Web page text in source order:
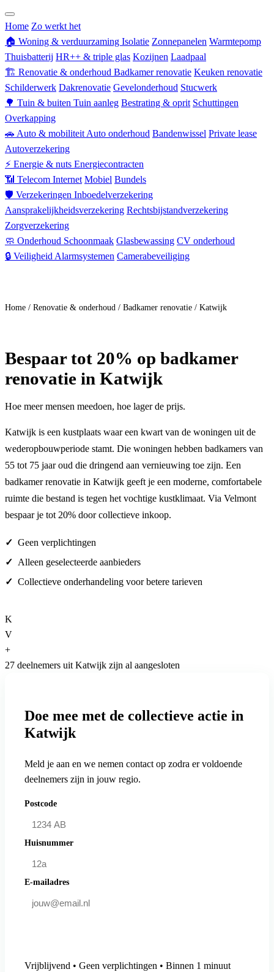
Home Zo werkt het
🏠 Woning & verduurzaming Isolatie Zonnepanelen Warmtepomp
Thuisbatterij HR++ & triple glas Kozijnen Laadpaal
🏗 Renovatie & onderhoud Badkamer renovatie Keuken renovatie
Schilderwerk Dakrenovatie Gevelonderhoud Stucwerk
🌳 Tuin & buiten Tuin aanleg Bestrating & oprit Schuttingen
Overkapping
🚗 Auto & mobiliteit Auto onderhoud Bandenwissel Private lease
Autoverzekering
⚡ Energie & nuts Energiecontracten
📶 Telecom Internet Mobiel Bundels
🛡 Verzekeringen Inboedelverzekering
Aansprakelijkheidsverzekering Rechtsbijstandverzekering
Zorgverzekering
🧼 Onderhoud Schoonmaak Glasbewassing CV onderhoud
🔒 Veiligheid Alarmsystemen Camerabeveiliging
Home / Renovatie & onderhoud / Badkamer renovatie / Katwijk
Bespaartot 20% op badkamer
renovatie in Katwijk
Hoe meer mensen meedoen, hoe lager de prijs.
Katwijk is een kustplaats waar een kwart van de woningen uit de
wederopbouwperiode stamt. Die woningen hebben badkamers van
55 tot 75 jaar oud die dringend aan vernieuwing toe zijn. Een
badkamer renovatie in Katwijk geeft je een moderne, comfortabele
ruimte die bestand is tegen het vochtige kustklimaat. Via Velmont
bespaar je tot 20% door collectieve inkoop.
Geen verplichtingen
Alleen geselecteerde aanbieders
Collectieve onderhandeling voor betere tarieven
K
V
+
27 deelnemers uit Katwijk zijn al aangesloten
Doe mee met de collectieve actie in
Katwijk
Meld je aan en we nemen contact op zodra er voldoende
deelnemers zijn in jouw regio.
Postcode
Huisnummer
E-mailadres
Vrijblijvend • Geen verplichtingen • Binnen 1 minuut